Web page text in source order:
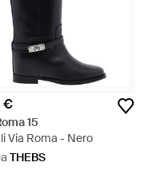
€
15
Via Roma - Nero
THEBS